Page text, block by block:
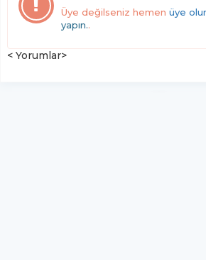
Üye değilseniz hemen üye
yapın..
< Yorumlar>